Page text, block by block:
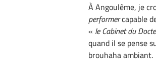
À Angoulême, je
performercapable
« le Cabinet du
quand il se pense
brouhaha ambiant.